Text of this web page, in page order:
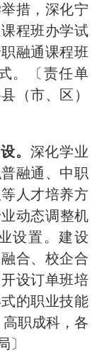
措， 深化宁
程班办学试
融通课程班
。
〔责任单
（市、区）
。 深化学业
融通 、中职
人才培养方
动态调整机
设置。建设
合、校企合
设订单班培
的职业技能
高职成科，各
〕